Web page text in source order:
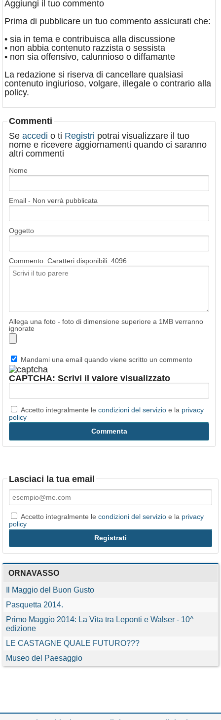
Aggiungi il tuo commento
Prima di pubblicare un tuo commento assicurati che:
• sia in tema e contribuisca alla discussione
• non abbia contenuto razzista o sessista
• non sia offensivo, calunnioso o diffamante
La redazione si riserva di cancellare qualsiasi
contenuto ingiurioso, volgare, illegale o contrario alla
policy.
Commenti
Se accedi o ti Registri potrai visualizzare il tuo
nome e ricevere aggiornamenti quando ci saranno
altri commenti
Nome
Email - Non verrà pubblicata
Oggetto
Commento. Caratteri disponibili: 4096
Allega una foto - foto di dimensione superiore a 1MB verranno
ignorate
Mandami una email quando viene scritto un commento
CAPTCHA: Scrivi il valore visualizzato
Accetto integralmente le condizioni del servizio e la privacy
policy
Lasciaci la tua email
Accetto integralmente le condizioni del servizio e la privacy
policy
ORNAVASSO
Il Maggio del Buon Gusto
Pasquetta 2014.
Primo Maggio 2014: La Vita tra Leponti e Walser - 10^
edizione
LE CASTAGNE QUALE FUTURO???
Museo del Paesaggio